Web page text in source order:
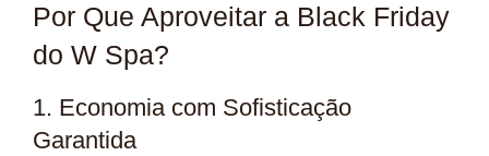
Por Que Aproveitar a Black Friday
do W Spa?
1. Economia com Sofisticação
Garantida